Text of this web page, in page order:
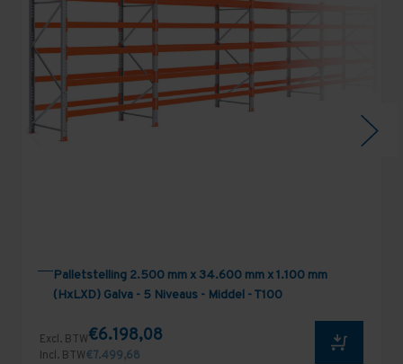
Palletstelling 2.500 mm x 34.600 mm x 1.100 mm
(HxLXD) Galva - 5 Niveaus - Middel - T100
Excl. BTW€6.198,08
Incl. BTW€7.499,68